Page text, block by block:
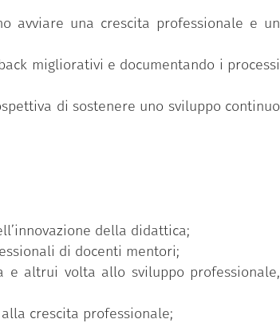
avviare una crescita professionale e un
migliorativi e documentando i processi
di sostenere uno sviluppo continuo
della didattica;
di docenti mentori;
e altrui volta allo sviluppo professionale,
crescita professionale;